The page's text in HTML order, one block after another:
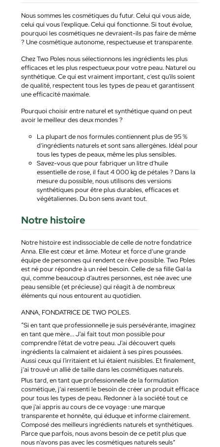
Nous sommes les cosmétiques du futur. Celui qui vous aide,
celui qui vous l'explique. Celui qui fonctionne. Si tout évolue,
pourquoi les cosmétiques ne devraient-ils pas faire de même
? Une cosmétique autonome, respectueuse et transparente.
Chez Two Poles nous sélectionnons les ingrédients les plus
efficaces et les plus respectueux pour votre peau. Naturel ou
synthétique. Ce qui est vraiment important, c'est qu'ils soient
de qualité, respectent tous les types de peau et garantissent
une efficacité maximale.
Pourquoi choisir entre naturel et synthétique quand on peut
avoir le meilleur des deux mondes ?
La plupart de nos formules contiennent plus de 95 %
d’ingrédients naturels et sont sans allergènes. Idéal pour
tous les types de peaux, même les plus sensibles.
Savez-vous que pour fabriquer un litre d’huile
essentielle de rose, il faut 4 000 kg de pétales ? Dans la
mesure du possible, nous utilisons des versions
synthétiques pour être plus durables, efficaces et
végétaliennes. Du bon sens avant tout.
Notre histoire
Notre histoire est indissociable de celle de notre fondatrice
Anna. Elle est cœur et âme. Moteur et force d’une grande
équipe de personnes qui rendent ce rêve possible. Two Poles
est né pour répondre à un réel besoin. Celle de sa fille Gal·la
qui, comme beaucoup d'autres personnes, est née avec une
peau sensible (et précieuse) qui réagit à de nombreux
éléments qui nous entourent au quotidien.
ANNA, FONDATRICE DE TWO POLES.
“Si en tant que professionnelle je suis persévérante, imaginez
en tant que mère... J'ai fait tout mon possible pour
comprendre l'état de votre peau. J'ai découvert quels
ingrédients la calmaient et aidaient à ses pires poussées.
Aussi ceux qui l'irritaient et lui étaient nuisibles. Et finalement,
j’ai trouvé un allié de taille dans les cosmétiques naturels.
Plus tard, en tant que professionnelle de la formulation
cosmétique, j’ai ressenti le besoin de créer un produit efficace
pour tous les types de peau. Redonner à la société tout ce
que j'ai appris au cours de ce voyage : une marque
transparente et honnête, qui éduque et informe clairement.
Composé des meilleurs ingrédients naturels et synthétiques.
Parce que parfois, nous avons besoin de ce petit plus que
nous n'avons pas avec les cosmétiques naturels seuls”